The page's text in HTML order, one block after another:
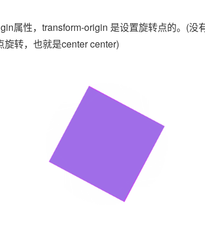
属性，transform-origin 是设置旋转点的。(没
转，也就是center center)